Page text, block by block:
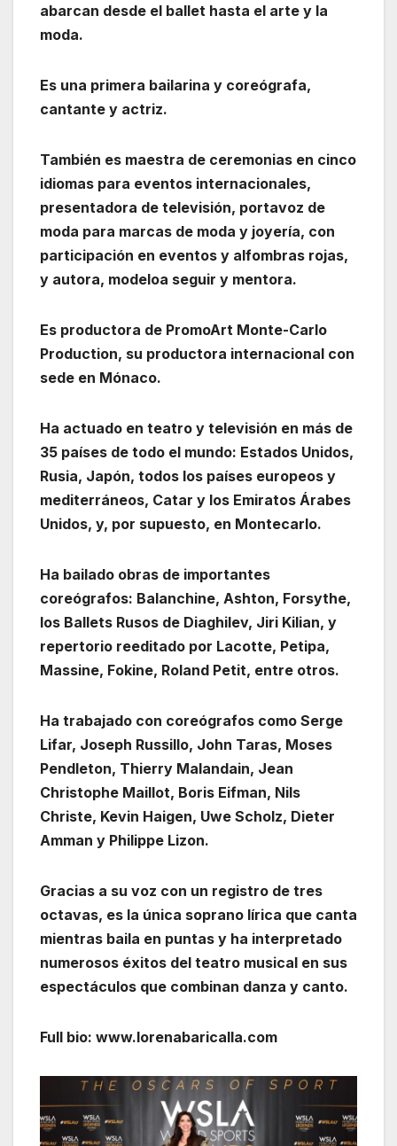
abarcan desde el ballet hasta el arte y la
moda.
Es una primera bailarina y coreógrafa,
cantante y actriz.
También es maestra de ceremonias en cinco
idiomas para eventos internacionales,
presentadora de televisión, portavoz de
moda para marcas de moda y joyería, con
participación en eventos y alfombras rojas,
y autora, modeloa seguir y mentora.
Es productora de PromoArt Monte-Carlo
Production, su productora internacional con
sede en Mónaco.
Ha actuado en teatro y televisión en más de
35 países de todo el mundo: Estados Unidos,
Rusia, Japón, todos los países europeos y
mediterráneos, Catar y los Emiratos Árabes
Unidos, y, por supuesto, en Montecarlo.
Ha bailado obras de importantes
coreógrafos: Balanchine, Ashton, Forsythe,
los Ballets Rusos de Diaghilev, Jiri Kilian, y
repertorio reeditado por Lacotte, Petipa,
Massine, Fokine, Roland Petit, entre otros.
Ha trabajado con coreógrafos como Serge
Lifar, Joseph Russillo, John Taras, Moses
Pendleton, Thierry Malandain, Jean
Christophe Maillot, Boris Eifman, Nils
Christe, Kevin Haigen, Uwe Scholz, Dieter
Amman y Philippe Lizon.
Gracias a su voz con un registro de tres
octavas, es la única soprano lírica que canta
mientras baila en puntas y ha interpretado
numerosos éxitos del teatro musical en sus
espectáculos que combinan danza y canto.
Full bio: www.lorenabaricalla.com